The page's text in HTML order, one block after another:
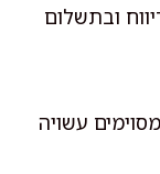
ובתשלום
עשויה